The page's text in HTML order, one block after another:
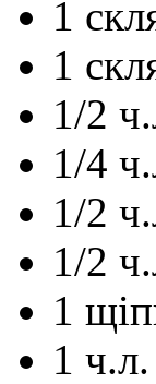
1
1
1/2
1/4
1/2
1/2
1
1 ч.л.